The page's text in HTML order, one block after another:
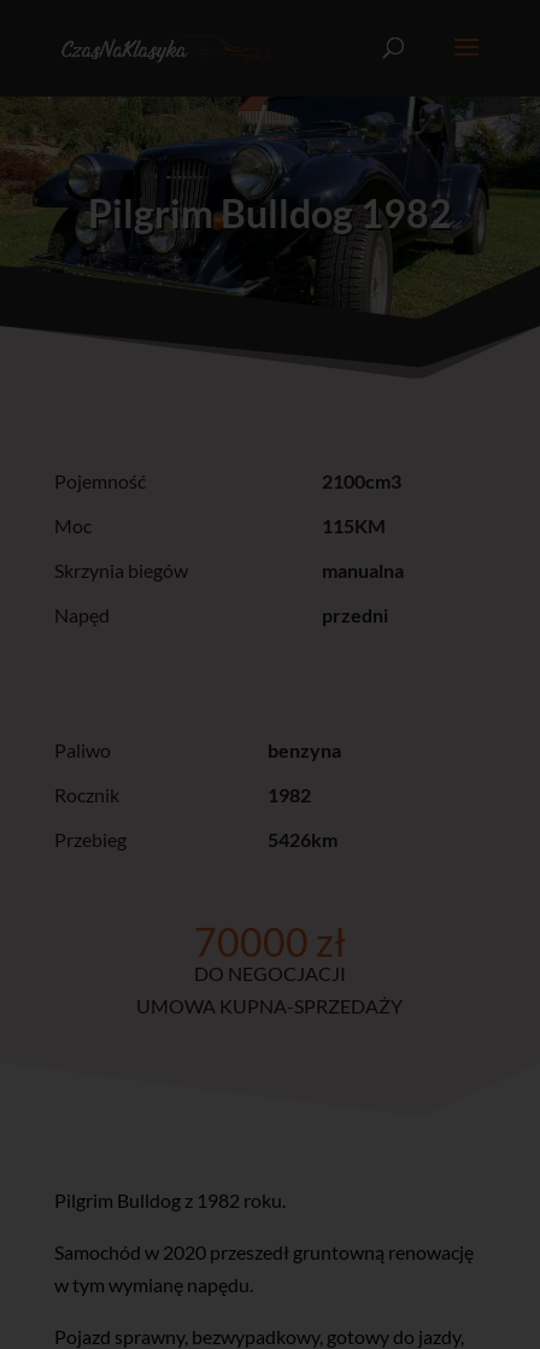
Pilgrim Bulldog 1982
Pojemność
2100cm3
Moc
115KM
Skrzynia biegów
manualna
Napęd
przedni
Paliwo
benzyna
Rocznik
1982
Przebieg
5426km
70000 zł
DO NEGOCJACJI
UMOWA KUPNA-SPRZEDAŻY
Pilgrim Bulldog z 1982 roku.
Samochód w 2020 przeszedł gruntowną renowację
w tym wymianę napędu.
Pojazd sprawny, bezwypadkowy, gotowy do jazdy,